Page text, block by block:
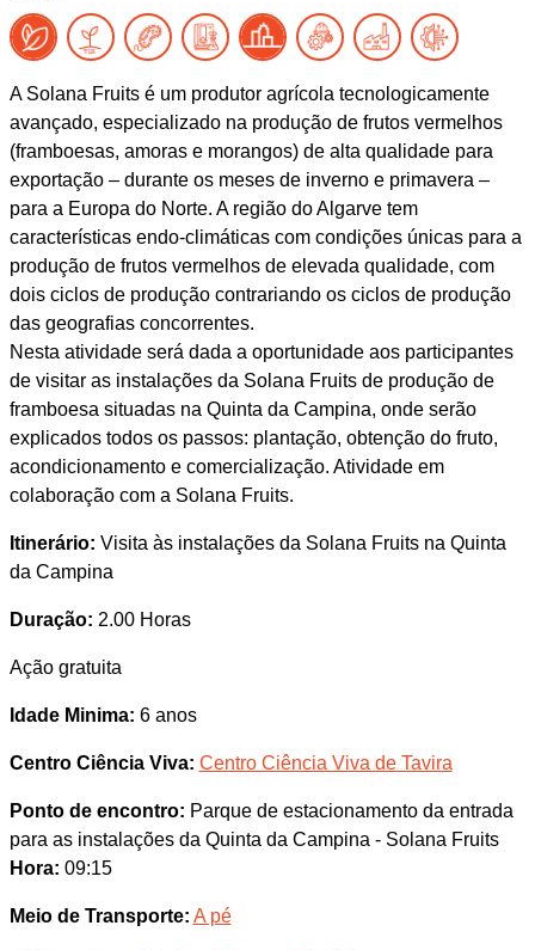
A Solana Fruits é um produtor agrícola tecnologicamente
avançado, especializado na produção de frutos vermelhos
(framboesas, amoras e morangos) de alta qualidade para
exportação – durante os meses de inverno e primavera –
para a Europa do Norte. A região do Algarve tem
características endo-climáticas com condições únicas para a
produção de frutos vermelhos de elevada qualidade, com
dois ciclos de produção contrariando os ciclos de produção
das geografias concorrentes.
Nesta atividade será dada a oportunidade aos participantes
de visitar as instalações da Solana Fruits de produção de
framboesa situadas na Quinta da Campina, onde serão
explicados todos os passos: plantação, obtenção do fruto,
acondicionamento e comercialização. Atividade em
colaboração com a Solana Fruits.
Itinerário: Visita às instalações da Solana Fruits na Quinta
da Campina
Duração: 2.00 Horas
Ação gratuita
Idade Minima: 6 anos
Centro Ciência Viva: Centro Ciência Viva de Tavira
Ponto de encontro: Parque de estacionamento da entrada
para as instalações da Quinta da Campina - Solana Fruits
Hora: 09:15
Meio de Transporte: A pé